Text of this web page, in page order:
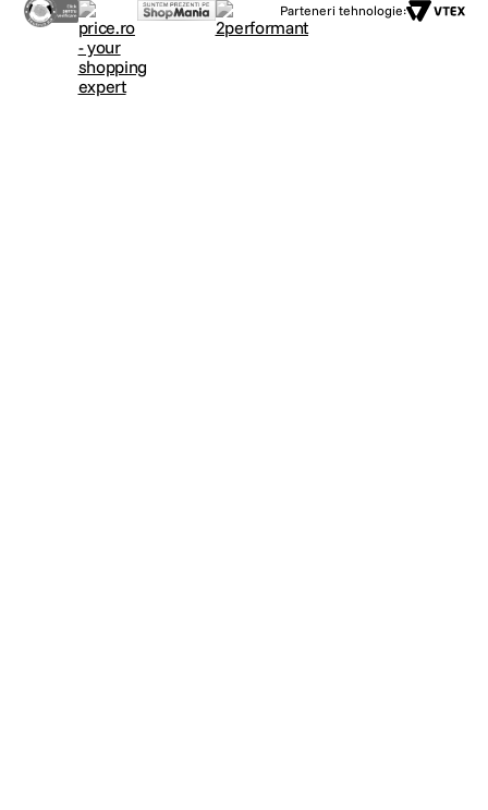
Parteneri tehnologie: